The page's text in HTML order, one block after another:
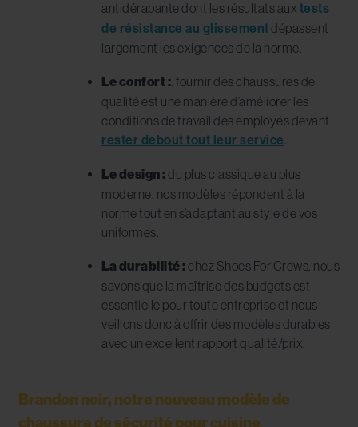
antidérapante dont les résultats aux tests
de résistance au glissementdépassent
largement les exigences de la norme.
Le confort : . fournir des chaussures de
qualité est une manière d’améliorer les
conditions de travail des employés devant
rester debout tout leur service
Le design :du plus classique au plus
moderne, nos modèles répondent à la
norme tout en s’adaptant au style de vos
uniformes.
La durabilité :chez Shoes For Crews, nous
savons que la maîtrise des budgets est
essentielle pour toute entreprise et nous
veillons donc à offrir des modèles durables
avec un excellent rapport qualité/prix.
Brandon noir, notre nouveau modèle de
chaussure de sécurité pour cuisine